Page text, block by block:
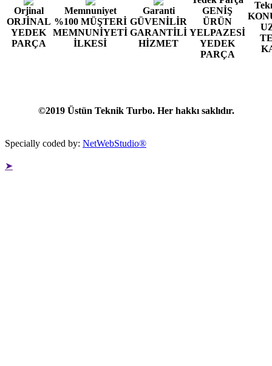
Orjinal
ORJİNAL
YEDEK
PARÇA
Memnuniyet
%100 MÜŞTERİ
MEMNUNİYETİ
İLKESİ
Garanti
GÜVENİLİR
GARANTİLİ
HİZMET
GENİŞ
ÜRÜN
YELPAZESİ
YEDEK
PARÇA
©2019 Üstün Teknik Turbo. Her hakkı saklıdır.
Specially coded by: NetWebStudio®
➤